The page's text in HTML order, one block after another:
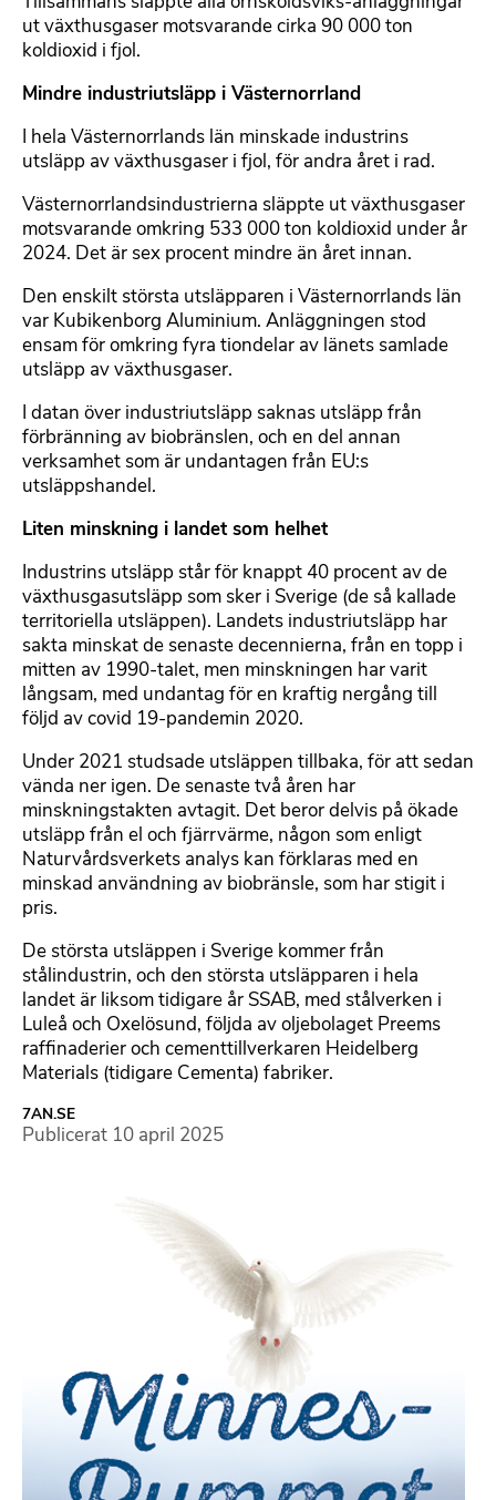
ut växthusgaser motsvarande cirka 90 000 ton
koldioxid i fjol.
Mindre industriutsläpp i Västernorrland
I hela Västernorrlands län minskade industrins
utsläpp av växthusgaser i fjol, för andra året i rad.
Västernorrlandsindustrierna släppte ut växthusgaser
motsvarande omkring 533 000 ton koldioxid under år
2024. Det är sex procent mindre än året innan.
Den enskilt största utsläpparen i Västernorrlands län
var Kubikenborg Aluminium. Anläggningen stod
ensam för omkring fyra tiondelar av länets samlade
utsläpp av växthusgaser.
I datan över industriutsläpp saknas utsläpp från
förbränning av biobränslen, och en del annan
verksamhet som är undantagen från EU:s
utsläppshandel.
Liten minskning i landet som helhet
Industrins utsläpp står för knappt 40 procent av de
växthusgasutsläpp som sker i Sverige (de så kallade
territoriella utsläppen). Landets industriutsläpp har
sakta minskat de senaste decennierna, från en topp i
mitten av 1990-talet, men minskningen har varit
långsam, med undantag för en kraftig nergång till
följd av covid 19-pandemin 2020.
Under 2021 studsade utsläppen tillbaka, för att sedan
vända ner igen. De senaste två åren har
minskningstakten avtagit. Det beror delvis på ökade
utsläpp från el och fjärrvärme, någon som enligt
Naturvårdsverkets analys kan förklaras med en
minskad användning av biobränsle, som har stigit i
pris.
De största utsläppen i Sverige kommer från
stålindustrin, och den största utsläpparen i hela
landet är liksom tidigare år SSAB, med stålverken i
Luleå och Oxelösund, följda av oljebolaget Preems
raffinaderier och cementtillverkaren Heidelberg
Materials (tidigare Cementa) fabriker.
7AN.SE
Publicerat 10 april 2025